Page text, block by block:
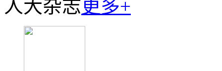
人大杂志更多+